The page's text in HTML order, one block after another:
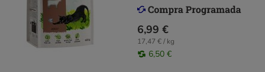
6,99 €
17,47 € / kg
6,50 €